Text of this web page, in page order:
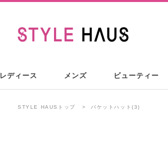
レディース メンズ ビューティー
STYLE HAUSトップ バケットハット(3)